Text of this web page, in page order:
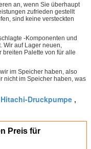
an, wenn Sie überhaupt
zufrieden gestellt
sind keine versteckten
-Komponenten und
Wir auf Lager neuen,
Palette von für alle
im Speicher haben, also
nicht im Speicher haben, was
Hitachi-Druckpumpe ,
Preis für